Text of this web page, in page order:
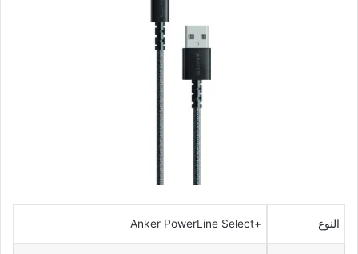
النوع +Anker PowerLine Select